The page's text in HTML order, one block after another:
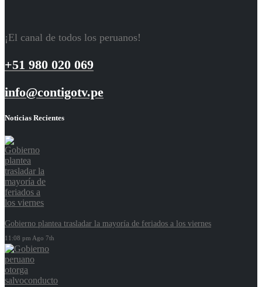
¡El canal de todos los peruanos!
+51 980 020 069
info@contigotv.pe
Noticias Recientes
Gobierno plantea trasladar la mayoría de feriados a los viernes
11:08 pm Ago 7th